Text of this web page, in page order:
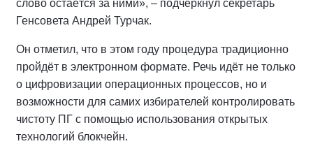
слово остаётся за ними», – подчеркнул секретарь
Генсовета Андрей Турчак.
Он отметил, что в этом году процедура традиционно
пройдёт в электронном формате. Речь идёт не только
о цифровизации операционных процессов, но и
возможности для самих избирателей контролировать
чистоту ПГ с помощью использования открытых
технологий блокчейн.